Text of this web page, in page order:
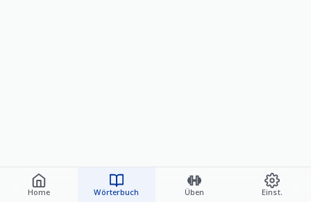
Home Wörterbuch Üben Einst.